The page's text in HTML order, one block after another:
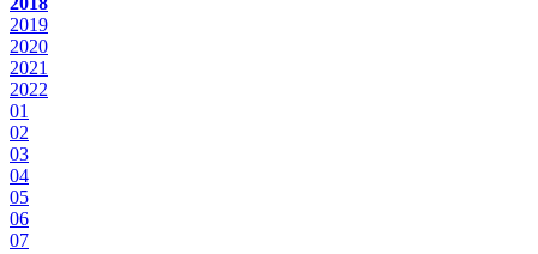
2019
2020
2021
2022
01
02
03
04
05
06
07